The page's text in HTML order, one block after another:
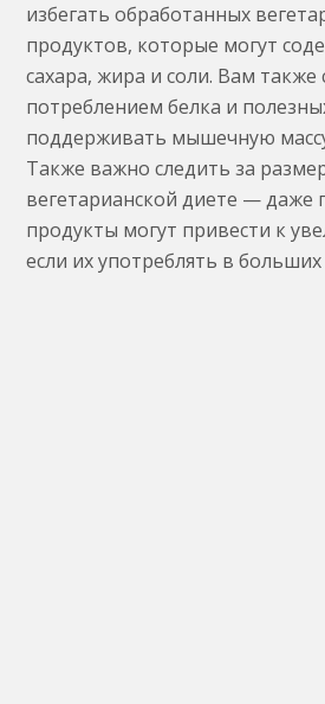
избегать обработанных
продуктов, которые могут
сахара, жира и соли. Вам также
потреблением белка и
поддерживать мышечную
Также важно следить за
вегетарианской диете — даже
продукты могут привести к
если их употреблять в больших